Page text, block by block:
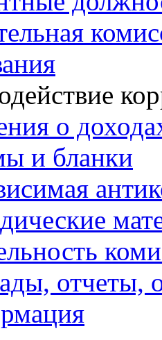
о
и бланки
отчеты,